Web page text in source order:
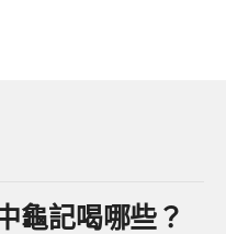
龜記喝哪些？